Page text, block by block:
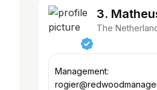
3.
The
Management: